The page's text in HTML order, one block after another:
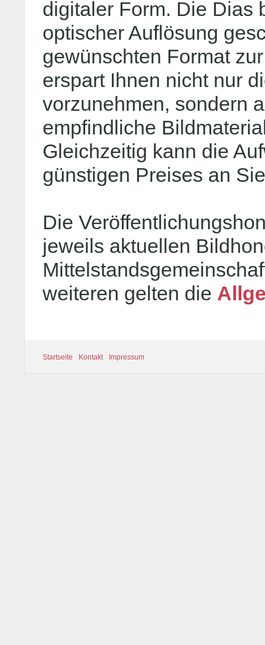
digitaler Form. Die Dias
optischer Auflösung
gewünschten Format
erspart Ihnen nicht nur
vorzunehmen, sondern
empfindliche
Gleichzeitig kann die
günstigen Preises an
Die
jeweils aktuellen
weiteren gelten die
Startseite Kontakt Impressum